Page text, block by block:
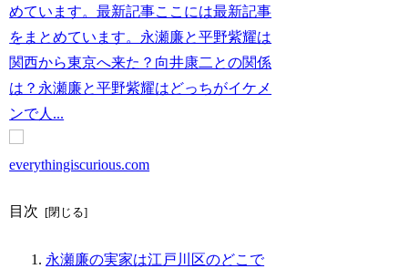
めています。最新記事ここには最新記事
をまとめています。永瀬廉と平野紫耀は
関西から東京へ来た？向井康二との関係
は？永瀬廉と平野紫耀はどっちがイケメ
ンで人...
everythingiscurious.com
目次
永瀬廉の実家は江戸川区のどこで